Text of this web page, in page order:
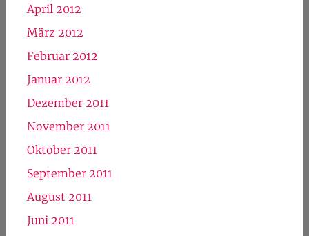
April 2012
März 2012
Februar 2012
Januar 2012
Dezember 2011
November 2011
Oktober 2011
September 2011
August 2011
Juni 2011